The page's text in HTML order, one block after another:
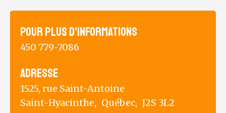
Pour plus d'informations
450 779-7086
Adresse
1525, rue Saint-Antoine
Saint-Hyacinthe, Québec, J2S 3L2